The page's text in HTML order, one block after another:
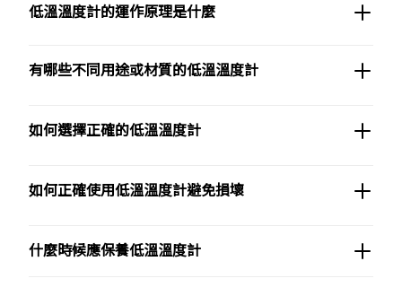
低溫溫度計的運作原理是什麼
有哪些不同用途或材質的低溫溫度計
如何選擇正確的低溫溫度計
如何正確使用低溫溫度計避免損壞
什麼時候應保養低溫溫度計